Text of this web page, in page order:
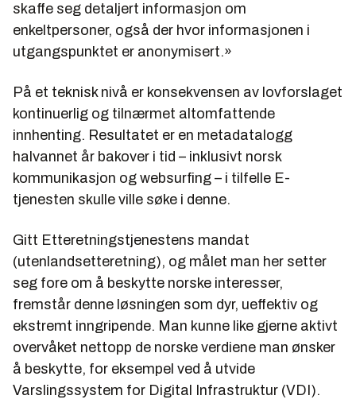
skaffe seg detaljert informasjon om
enkeltpersoner, også der hvor informasjonen i
utgangspunktet er anonymisert.»
På et teknisk nivå er konsekvensen av lovforslaget
kontinuerlig og tilnærmet altomfattende
innhenting. Resultatet er en metadatalogg
halvannet år bakover i tid – inklusivt norsk
kommunikasjon og websurfing – i tilfelle E-
tjenesten skulle ville søke i denne.
Gitt Etteretningstjenestens mandat
(utenlandsetteretning), og målet man her setter
seg fore om å beskytte norske interesser,
fremstår denne løsningen som dyr, ueffektiv og
ekstremt inngripende. Man kunne like gjerne aktivt
overvåket nettopp de norske verdiene man ønsker
å beskytte, for eksempel ved å utvide
Varslingssystem for Digital Infrastruktur (VDI).